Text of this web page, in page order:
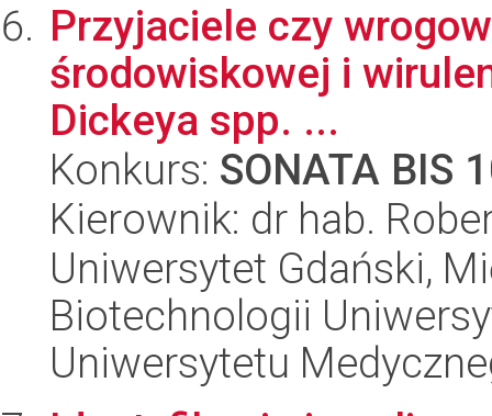
Przyjaciele czy
środowiskowej i
Dickeya spp. ...
Konkurs: SONATA BIS
Kierownik: dr hab.
Uniwersytet Gdański,
Biotechnologii
Uniwersytetu